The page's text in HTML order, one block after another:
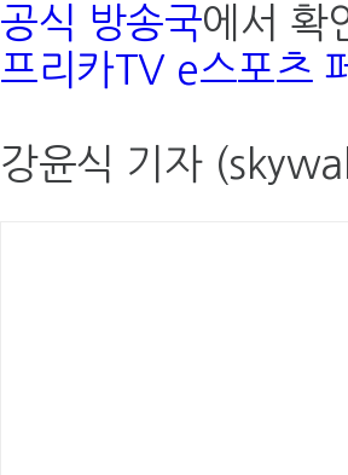
공식 방송국에서 확
프리카TV e스포츠
강윤식 기자